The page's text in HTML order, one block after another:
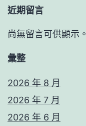
近期留言
尚無留言可供顯示。
彙整
2026 年 8 月
2026 年 7 月
2026 年 6 月